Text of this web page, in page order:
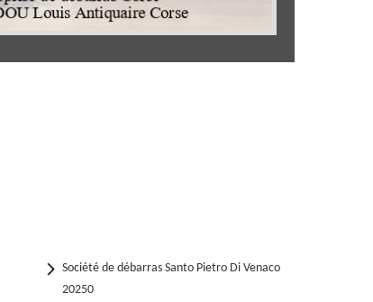
Société de débarras Santo Pietro Di Venaco
20250